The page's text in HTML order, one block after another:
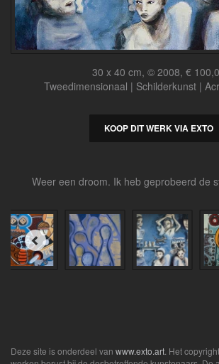
30 x 40 cm, © 2008, €
Tweedimensionaal | Schilderkunst |
KOOP DIT WERK VIA EXTO
Weer een droom. Ik heb geprobeerd de
Deze site is onderdeel van www.exto.art . Het